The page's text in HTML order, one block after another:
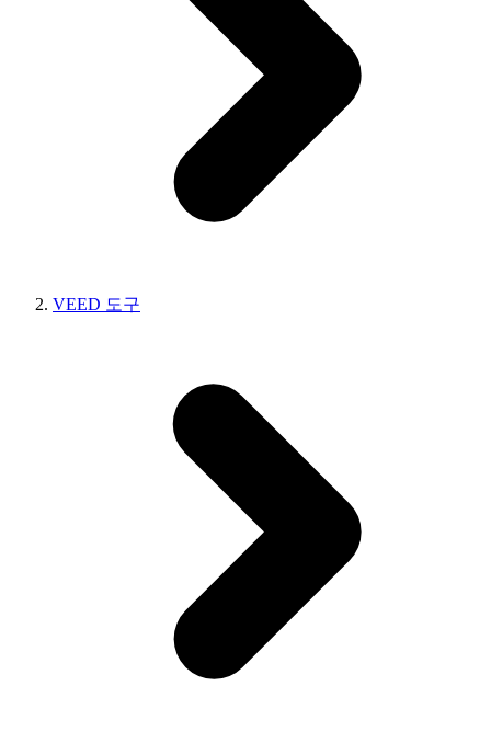
VEED 도구